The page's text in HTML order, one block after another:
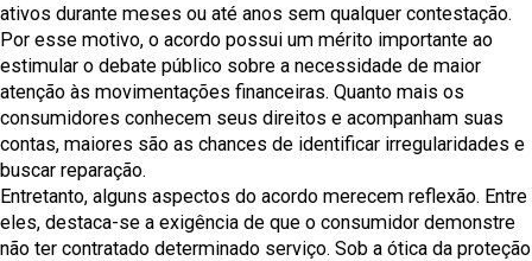
ativos durante meses ou até anos sem qualquer contestação.
Por esse motivo, o acordo possui um mérito importante ao
estimular o debate público sobre a necessidade de maior
atenção às movimentações financeiras. Quanto mais os
consumidores conhecem seus direitos e acompanham suas
contas, maiores são as chances de identificar irregularidades e
buscar reparação.
Entretanto, alguns aspectos do acordo merecem reflexão. Entre
eles, destaca-se a exigência de que o consumidor demonstre
não ter contratado determinado serviço. Sob a ótica da proteção